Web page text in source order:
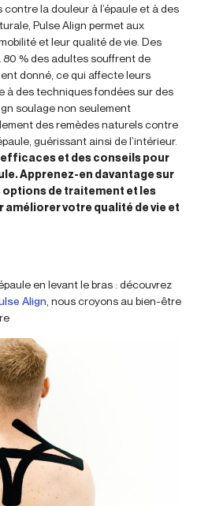
la douleur à l’épaule et à des
Pulse Align permet aux
et leur qualité de vie. Des
% des adultes souffrent de
donné, ce qui affecte leurs
à des techniques fondées sur des
soulage non seulement
des remèdes naturels contre
guérissant ainsi de l’intérieur.
et des conseils pour
Apprenez-en davantage sur
de traitement et les
améliorer votre qualité de vie et
en levant le bras : découvrez
Align , nous croyons au bien-être